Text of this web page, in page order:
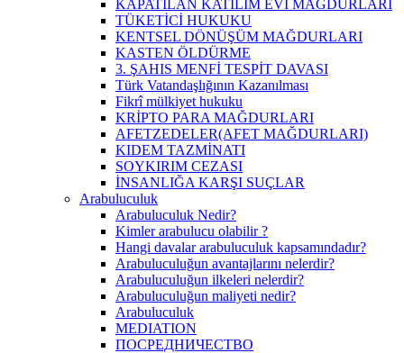
KAPATILAN KATILIM EVİ MAĞDURLARI
TÜKETİCİ HUKUKU
KENTSEL DÖNÜŞÜM MAĞDURLARI
KASTEN ÖLDÜRME
3. ŞAHIS MENFİ TESPİT DAVASI
Türk Vatandaşlığının Kazanılması
Fikrî mülkiyet hukuku
KRİPTO PARA MAĞDURLARI
AFETZEDELER(AFET MAĞDURLARI)
KIDEM TAZMİNATI
SOYKIRIM CEZASI
İNSANLIĞA KARŞI SUÇLAR
Arabuluculuk
Arabuluculuk Nedir?
Kimler arabulucu olabilir ?
Hangi davalar arabuluculuk kapsamındadır?
Arabuluculuğun avantajlarını nelerdir?
Arabuluculuğun ilkeleri nelerdir?
Arabuluculuğun maliyeti nedir?
Arabuluculuk
MEDIATION
ПОСРЕДНИЧЕСТВО